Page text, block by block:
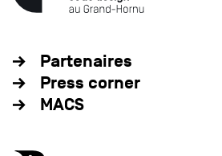
Partenaires
Press corner
MACS